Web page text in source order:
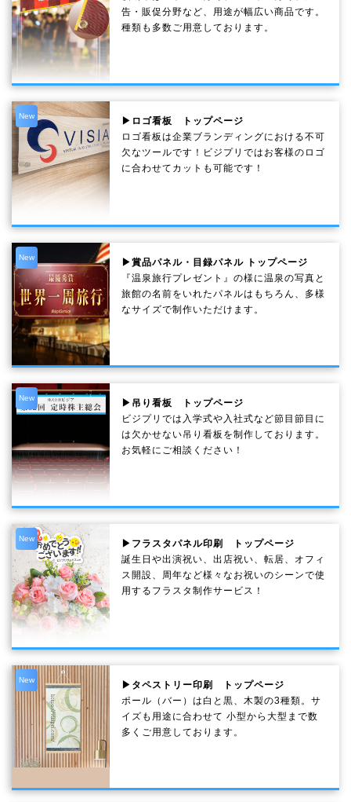
告・販促分野など、用途が幅広い商品です。
種類も多数ご用意しております。
New
▶ロゴ看板 トップページ
ロゴ看板は企業ブランディングにおける不可
欠なツールです！ビジプリではお客様のロゴ
に合わせてカットも可能です！
New
▶賞品パネル・目録パネル トップページ
『温泉旅行プレゼント』の様に温泉の写真と
旅館の名前をいれたパネルはもちろん、多様
なサイズで制作いただけます。
New
▶吊り看板 トップページ
ビジプリでは入学式や入社式など節目節目に
は欠かせない吊り看板を制作しております。
お気軽にご相談ください！
New
▶フラスタパネル印刷 トップページ
誕生日や出演祝い、出店祝い、転居、オフィ
ス開設、周年など様々なお祝いのシーンで使
用するフラスタ制作サービス！
New
▶タペストリー印刷 トップページ
ポール（バー）は白と黒、木製の3種類。サ
イズも用途に合わせて 小型から大型まで数
多くご用意しております。